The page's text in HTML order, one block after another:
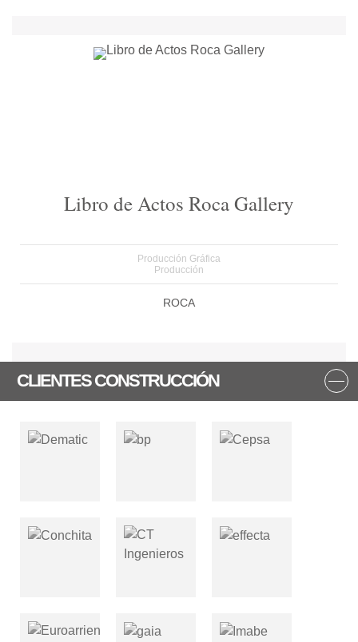
Libro de Actos Roca Gallery
Producción Gráfica
Producción
ROCA
CLIENTES CONSTRUCCIÓN